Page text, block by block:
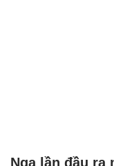
Nga lần đầu